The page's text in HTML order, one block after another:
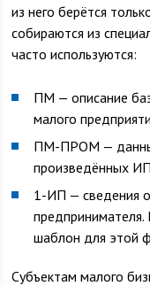
из него берётся
собираются из
часто используются:
ПМ — описание
малого
ПМ-ПРОМ —
произведённых
1-ИП — сведения о
шаблон для этой
Субъектам малого